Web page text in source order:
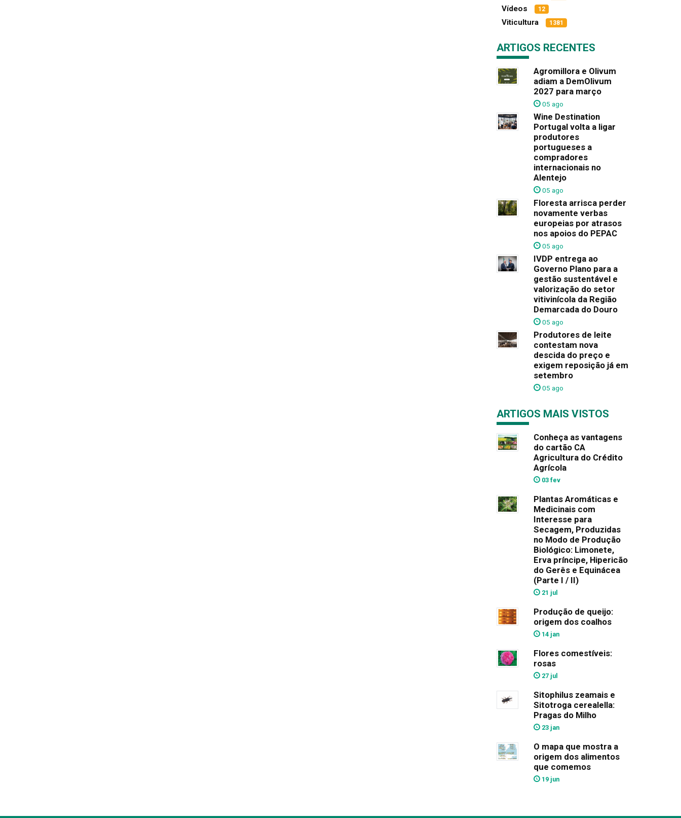
Vídeos 12
Viticultura 1381
ARTIGOS RECENTES
Agromillora e Olivum
adiam a DemOlivum
2027 para março
05 ago
Wine Destination
Portugal volta a ligar
produtores
portugueses a
compradores
internacionais no
Alentejo
05 ago
Floresta arrisca perder
novamente verbas
europeias por atrasos
nos apoios do PEPAC
05 ago
IVDP entrega ao
Governo Plano para a
gestão sustentável e
valorização do setor
vitivinícola da Região
Demarcada do Douro
05 ago
Produtores de leite
contestam nova
descida do preço e
exigem reposição já em
setembro
05 ago
ARTIGOS MAIS VISTOS
Conheça as vantagens
do cartão CA
Agricultura do Crédito
Agrícola
03 fev
Plantas Aromáticas e
Medicinais com
Interesse para
Secagem, Produzidas
no Modo de Produção
Biológico: Limonete,
Erva príncipe, Hipericão
do Gerês e Equinácea
(Parte I / II)
21 jul
Produção de queijo:
origem dos coalhos
14 jan
Flores comestíveis:
rosas
27 jul
Sitophilus zeamais e
Sitotroga cerealella:
Pragas do Milho
23 jan
O mapa que mostra a
origem dos alimentos
que comemos
19 jun